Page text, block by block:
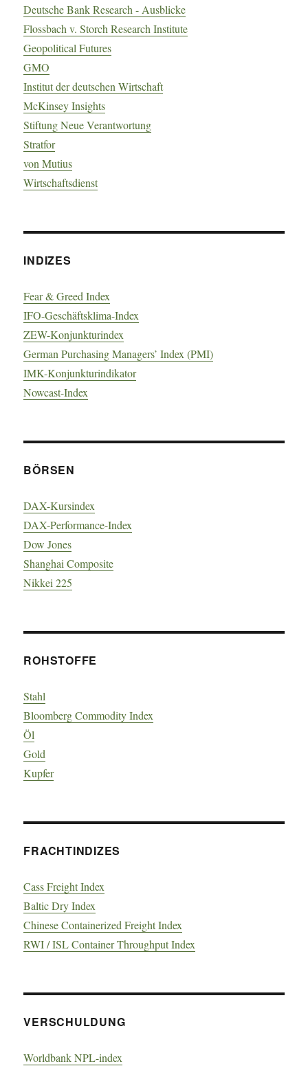
Deutsche Bank Research - Ausblicke
Flossbach v. Storch Research Institute
Geopolitical Futures
GMO
Institut der deutschen Wirtschaft
McKinsey Insights
Stiftung Neue Verantwortung
Stratfor
von Mutius
Wirtschaftsdienst
INDIZES
Fear & Greed Index
IFO-Geschäftsklima-Index
ZEW-Konjunkturindex
German Purchasing Managers’ Index (PMI)
IMK-Konjunkturindikator
Nowcast-Index
BÖRSEN
DAX-Kursindex
DAX-Performance-Index
Dow Jones
Shanghai Composite
Nikkei 225
ROHSTOFFE
Stahl
Bloomberg Commodity Index
Öl
Gold
Kupfer
FRACHTINDIZES
Cass Freight Index
Baltic Dry Index
Chinese Containerized Freight Index
RWI / ISL Container Throughput Index
VERSCHULDUNG
Worldbank NPL-index